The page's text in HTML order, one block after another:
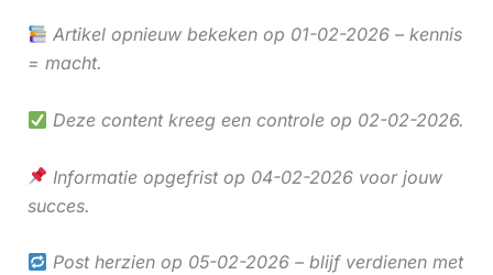
Artikel opnieuw bekeken op 01-02-2026 – kennis
= macht.
Deze content kreeg een controle op 02-02-2026.
Informatie opgefrist op 04-02-2026 voor jouw
succes.
Post herzien op 05-02-2026 – blijf verdienen met